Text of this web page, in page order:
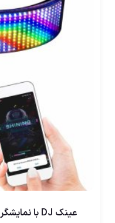
عینک DJ با نمایشگر LED